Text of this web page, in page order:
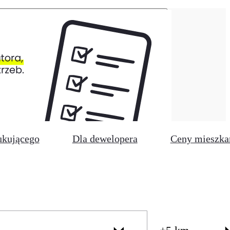
Dla dewelopera Ceny